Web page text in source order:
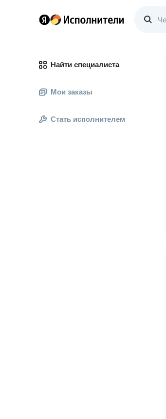
Найти специалиста
Мои заказы
Стать исполнителем